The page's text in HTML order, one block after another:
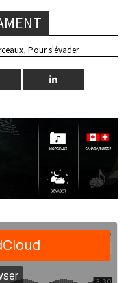
, Pour s'évader